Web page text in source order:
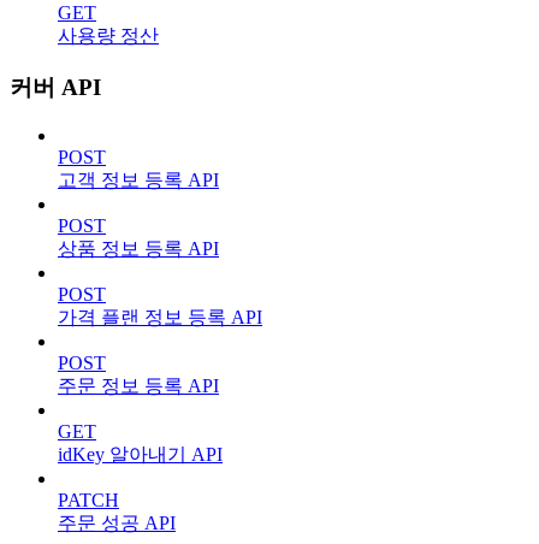
GET
사용량 정산
커버 API
POST
고객 정보 등록 API
POST
상품 정보 등록 API
POST
가격 플랜 정보 등록 API
POST
주문 정보 등록 API
GET
idKey 알아내기 API
PATCH
주문 성공 API